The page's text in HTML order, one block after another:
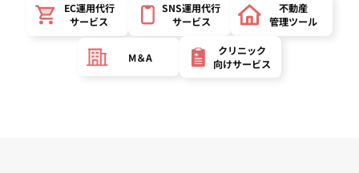
EC運用代行
サービス
SNS運用代行
サービス
不動産
管理ツール
M＆A
クリニック
向けサービス